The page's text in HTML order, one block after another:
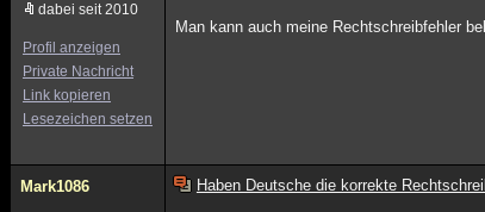
dabei seit 2010
Profil anzeigen
Private Nachricht
Link kopieren
Lesezeichen setzen
Man kann auch meine Rechtschreibfehler
Mark1086 Haben Deutsche die korrekte